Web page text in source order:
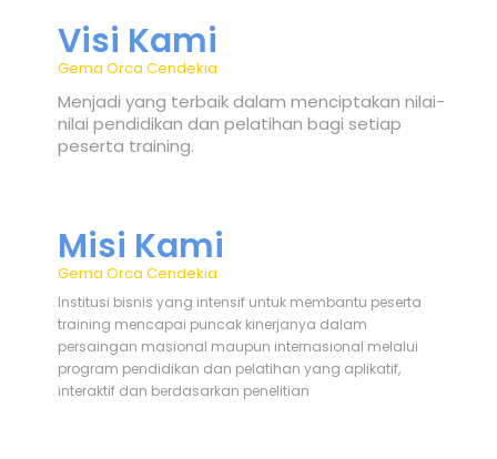
Visi Kami
Gema Orca Cendekia
Menjadi yang terbaik dalam menciptakan nilai-
nilai pendidikan dan pelatihan bagi setiap
peserta training.
Misi Kami
Gema Orca Cendekia
Institusi bisnis yang intensif untuk membantu peserta
training mencapai puncak kinerjanya dalam
persaingan masional maupun internasional melalui
program pendidikan dan pelatihan yang aplikatif,
interaktif dan berdasarkan penelitian